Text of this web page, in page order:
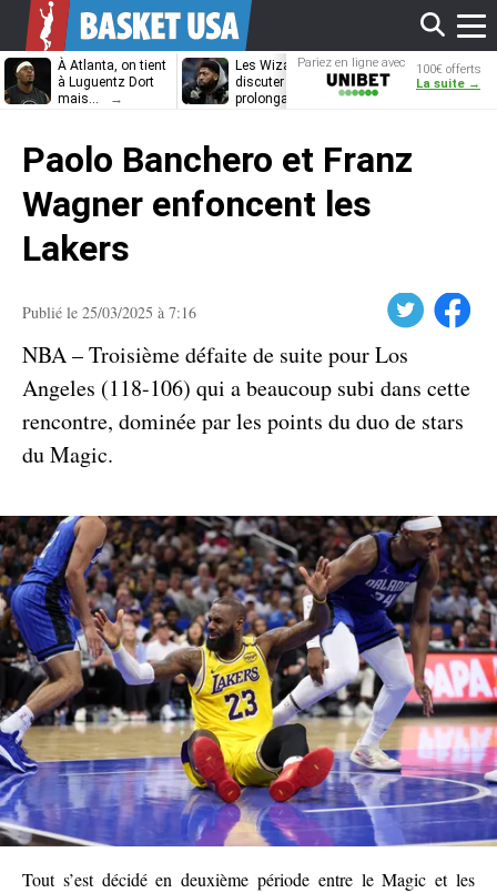
À Atlanta, on tient
à Luguentz Dort
mais…
Les Wizards vont
discuter
prolongation avec
Dennis
découvrira-t-il
Pariez en ligne avec
Unibet
100€ offerts
La suite →
Paolo Banchero et Franz
Wagner enfoncent les
Lakers
Publié le 25/03/2025 à 7:16 Facebook
NBA – Troisième défaite de suite pour Los
Angeles (118-106) qui a beaucoup subi dans cette
rencontre, dominée par les points du duo de stars
du Magic.
Tout s’est décidé en deuxième période entre le Magic et les